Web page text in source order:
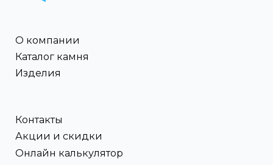
О компании
Каталог камня
Изделия
Контакты
Акции и скидки
Онлайн калькулятор